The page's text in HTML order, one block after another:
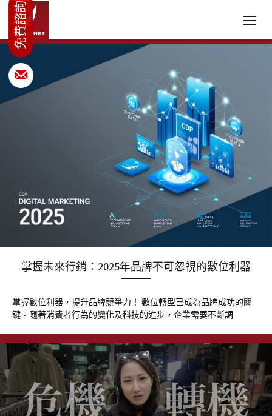
掌握未來行銷：2025年品牌不可忽視的數位利器
掌握數位利器，提升品牌競爭力！ 數位轉型已成為品牌成功的關
鍵。隨著消費者行為的變化及科技的進步，企業需要不斷調